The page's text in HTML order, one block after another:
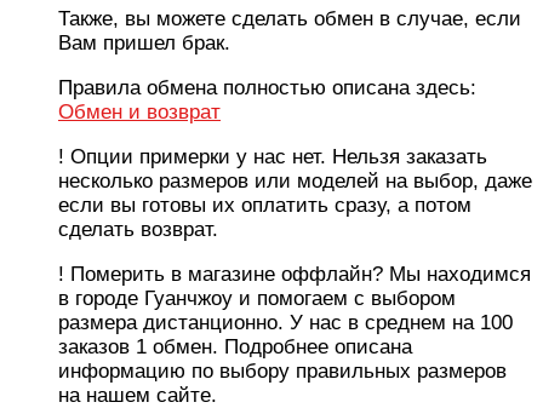
Также, вы можете сделать обмен в случае, если
Вам пришел брак.
Правила обмена полностью описана здесь:
Обмен и возврат
! Опции примерки у нас нет. Нельзя заказать
несколько размеров или моделей на выбор, даже
если вы готовы их оплатить сразу, а потом
сделать возврат.
! Померить в магазине оффлайн? Мы находимся
в городе Гуанчжоу и помогаем с выбором
размера дистанционно. У нас в среднем на 100
заказов 1 обмен. Подробнее описана
информацию по выбору правильных размеров
на нашем сайте.